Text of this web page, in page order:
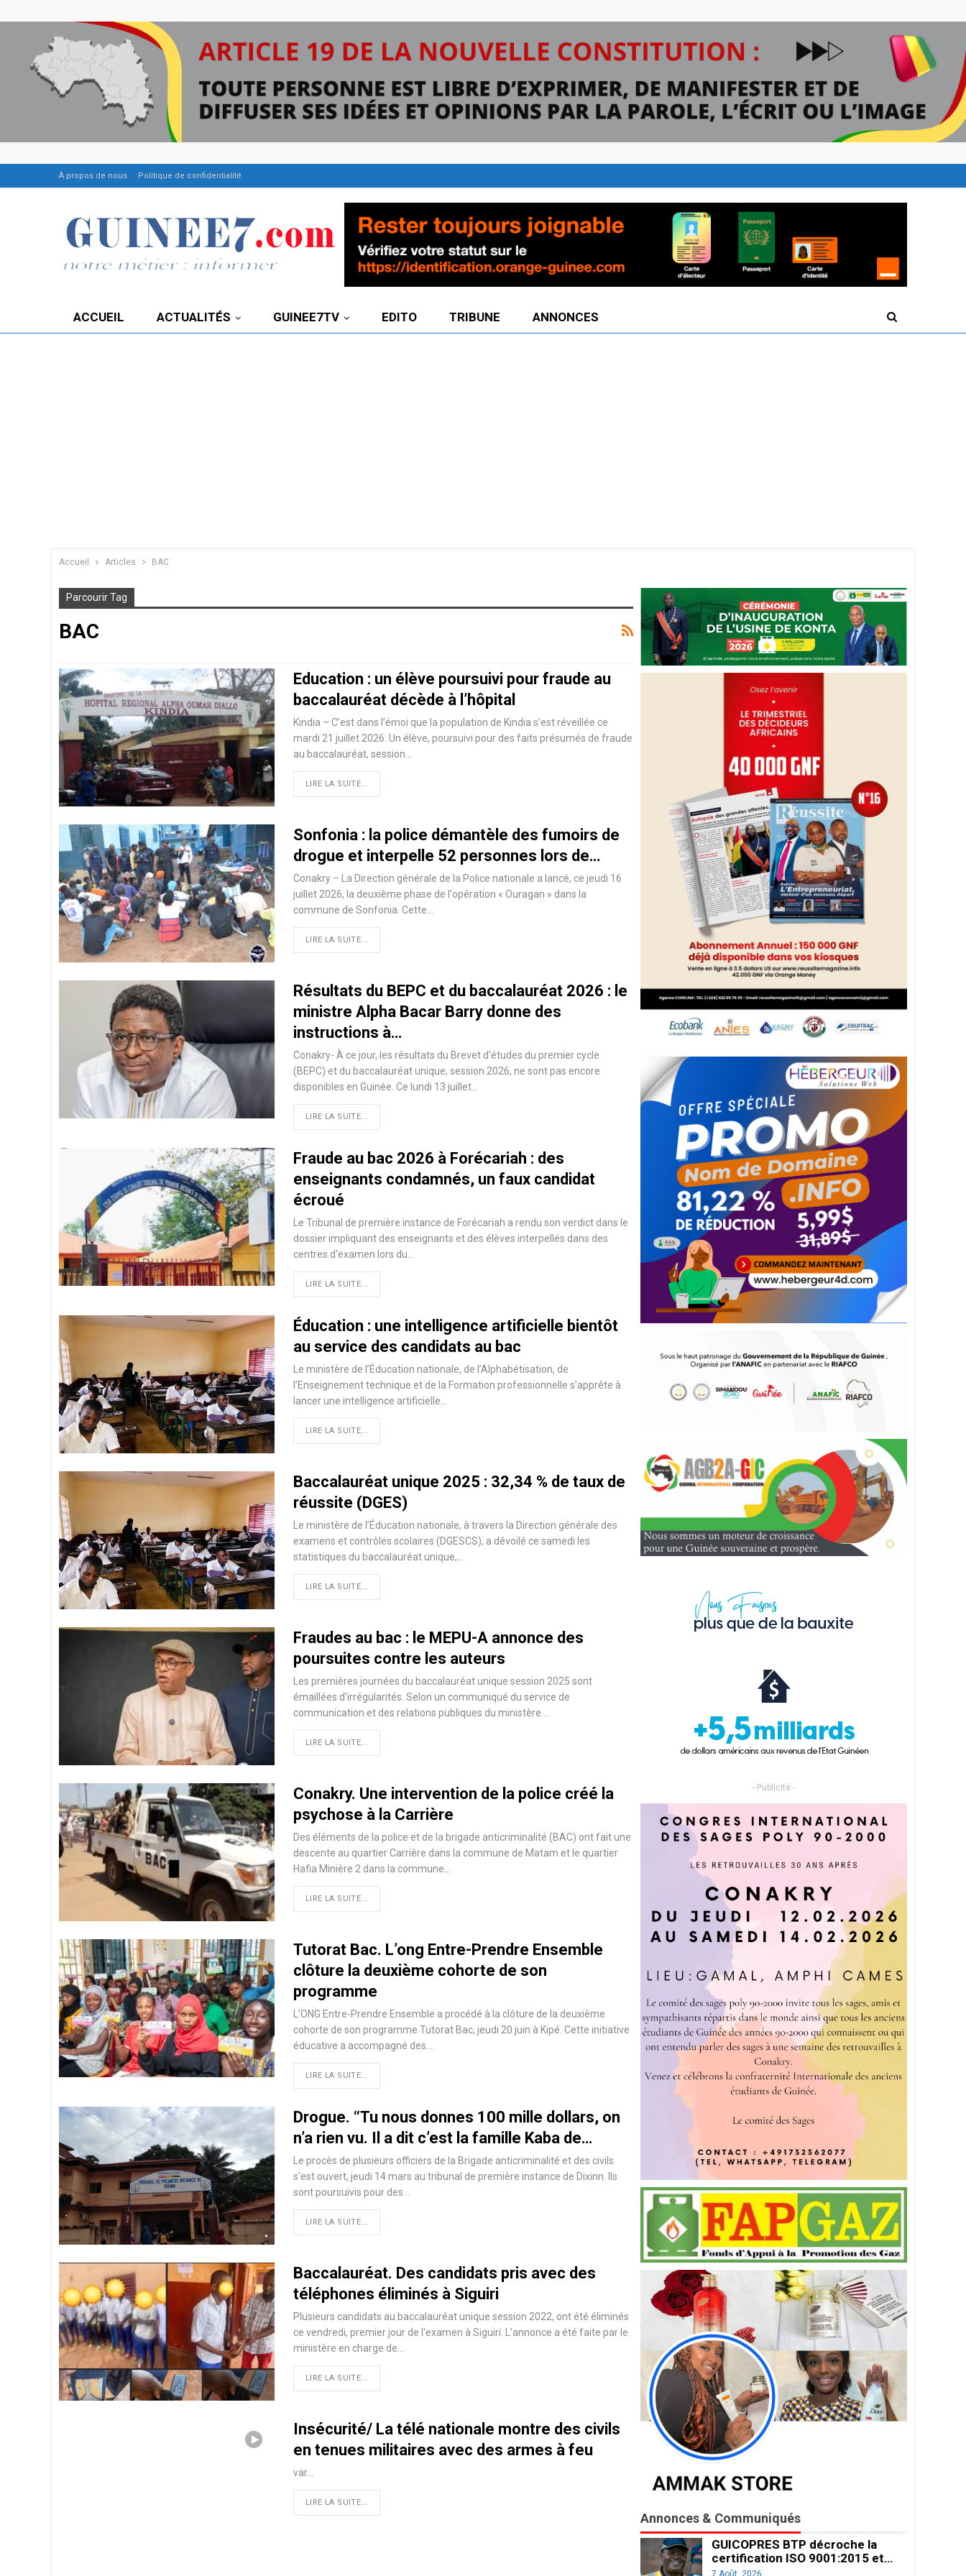
À propos de nous Politique de confidentialité
ACCUEIL ACTUALITÉS GUINEE7TV EDITO TRIBUNE ANNONCES
Accueil Articles BAC
Parcourir Tag
BAC
Education : un élève poursuivi pour fraude au
baccalauréat décède à l’hôpital
Kindia – C’est dans l’émoi que la population de Kindia s’est réveillée ce
mardi 21 juillet 2026. Un élève, poursuivi pour des faits présumés de fraude
au baccalauréat, session…
LIRE LA SUITE...
Sonfonia : la police démantèle des fumoirs de
drogue et interpelle 52 personnes lors de…
Conakry – La Direction générale de la Police nationale a lancé, ce jeudi 16
juillet 2026, la deuxième phase de l'opération « Ouragan » dans la
commune de Sonfonia. Cette…
LIRE LA SUITE...
Résultats du BEPC et du baccalauréat 2026 : le
ministre Alpha Bacar Barry donne des
instructions à…
Conakry- À ce jour, les résultats du Brevet d'études du premier cycle
(BEPC) et du baccalauréat unique, session 2026, ne sont pas encore
disponibles en Guinée. Ce lundi 13 juillet…
LIRE LA SUITE...
Fraude au bac 2026 à Forécariah : des
enseignants condamnés, un faux candidat
écroué
Le Tribunal de première instance de Forécariah a rendu son verdict dans le
dossier impliquant des enseignants et des élèves interpellés dans des
centres d'examen lors du…
LIRE LA SUITE...
Éducation : une intelligence artificielle bientôt
au service des candidats au bac
Le ministère de l’Éducation nationale, de l’Alphabétisation, de
l’Enseignement technique et de la Formation professionnelle s’apprête à
lancer une intelligence artificielle…
LIRE LA SUITE...
Baccalauréat unique 2025 : 32,34 % de taux de
réussite (DGES)
Le ministère de l’Éducation nationale, à travers la Direction générale des
examens et contrôles scolaires (DGESCS), a dévoilé ce samedi les
statistiques du baccalauréat unique,…
LIRE LA SUITE...
Fraudes au bac : le MEPU-A annonce des
poursuites contre les auteurs
Les premières journées du baccalauréat unique session 2025 sont
émaillées d'irrégularités. Selon un communiqué du service de
communication et des relations publiques du ministère…
LIRE LA SUITE...
Conakry. Une intervention de la police créé la
psychose à la Carrière
Des éléments de la police et de la brigade anticriminalité (BAC) ont fait une
descente au quartier Carrière dans la commune de Matam et le quartier
Hafia Minière 2 dans la commune…
LIRE LA SUITE...
Tutorat Bac. L’ong Entre-Prendre Ensemble
clôture la deuxième cohorte de son
programme
L’ONG Entre-Prendre Ensemble a procédé à la clôture de la deuxième
cohorte de son programme Tutorat Bac, jeudi 20 juin à Kipé. Cette initiative
éducative a accompagné des…
LIRE LA SUITE...
Drogue. ‘‘Tu nous donnes 100 mille dollars, on
n’a rien vu. Il a dit c’est la famille Kaba de…
Le procès de plusieurs officiers de la Brigade anticriminalité et des civils
s'est ouvert, jeudi 14 mars au tribunal de première instance de Dixinn. Ils
sont poursuivis pour des…
LIRE LA SUITE...
Baccalauréat. Des candidats pris avec des
téléphones éliminés à Siguiri
Plusieurs candidats au baccalauréat unique session 2022, ont été éliminés
ce vendredi, premier jour de l'examen à Siguiri. L'annonce a été faite par le
ministère en charge de…
LIRE LA SUITE...
Insécurité/ La télé nationale montre des civils
en tenues militaires avec des armes à feu
var…
LIRE LA SUITE...
- Publicité -
Annonces & Communiqués
GUICOPRES BTP décroche la
certification ISO 9001:2015 et…